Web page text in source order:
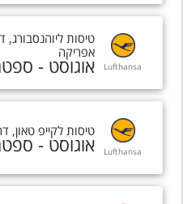
Lufthansa
טיסות ליוהנסבורג,
אפריקה
אוגוסט -
Lufthansa
טיסות לקייפ טאון,
אוגוסט -